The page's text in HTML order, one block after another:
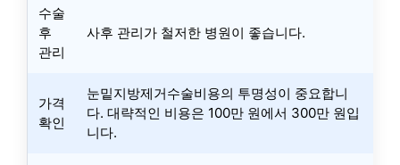
수술
후
관리
사후 관리가 철저한 병원이 좋습니다.
가격
확인
눈밑지방제거수술비용의 투명성이 중요합니
다. 대략적인 비용은 100만 원에서 300만 원입
니다.